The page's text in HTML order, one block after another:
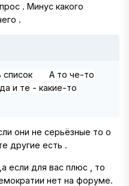
. Минус какого
.
список
А то че-то
и те - какие-то
они не серьёзные то о
другие есть .
если для вас плюс , то
нет на форуме.